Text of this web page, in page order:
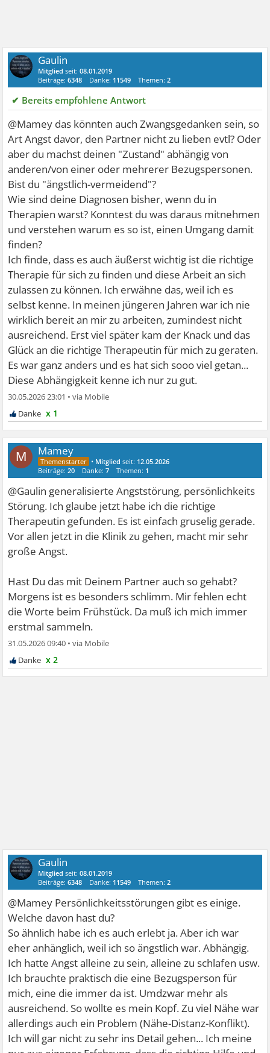
Gaulin
Mitglied seit:08.01.2019
Beiträge:6348 Danke: 11549 Themen:2
✔ Bereits empfohlene Antwort
@Mamey das könnten auch Zwangsgedanken sein, so
Art Angst davor, den Partner nicht zu lieben evtl? Oder
aber du machst deinen "Zustand" abhängig von
anderen/von einer oder mehrerer Bezugspersonen.
Bist du "ängstlich-vermeidend"?
Wie sind deine Diagnosen bisher, wenn du in
Therapien warst? Konntest du was daraus mitnehmen
und verstehen warum es so ist, einen Umgang damit
finden?
Ich finde, dass es auch äußerst wichtig ist die richtige
Therapie für sich zu finden und diese Arbeit an sich
zulassen zu können. Ich erwähne das, weil ich es
selbst kenne. In meinen jüngeren Jahren war ich nie
wirklich bereit an mir zu arbeiten, zumindest nicht
ausreichend. Erst viel später kam der Knack und das
Glück an die richtige Therapeutin für mich zu geraten.
Es war ganz anders und es hat sich sooo viel getan...
Diese Abhängigkeit kenne ich nur zu gut.
30.05.2026 23:01 •
x 1
M Mamey
• Mitglied seit: 12.05.2026
Beiträge:20 Danke:7 Themen: 1
@Gaulin generalisierte Angststörung, persönlichkeits
Störung. Ich glaube jetzt habe ich die richtige
Therapeutin gefunden. Es ist einfach gruselig gerade.
Vor allen jetzt in die Klinik zu gehen, macht mir sehr
große Angst.
Hast Du das mit Deinem Partner auch so gehabt?
Morgens ist es besonders schlimm. Mir fehlen echt
die Worte beim Frühstück. Da muß ich mich immer
erstmal sammeln.
31.05.2026 09:40 •
x 2
Gaulin
Mitglied seit:08.01.2019
Beiträge:6348 Danke: 11549 Themen:2
@Mamey Persönlichkeitsstörungen gibt es einige.
Welche davon hast du?
So ähnlich habe ich es auch erlebt ja. Aber ich war
eher anhänglich, weil ich so ängstlich war. Abhängig.
Ich hatte Angst alleine zu sein, alleine zu schlafen usw.
Ich brauchte praktisch die eine Bezugsperson für
mich, eine die immer da ist. Umdzwar mehr als
ausreichend. So wollte es mein Kopf. Zu viel Nähe war
allerdings auch ein Problem (Nähe-Distanz-Konflikt).
Ich will gar nicht zu sehr ins Detail gehen... Ich meine